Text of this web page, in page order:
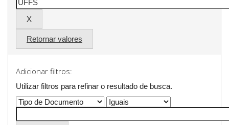
Retornar valores
Adicionar filtros:
Utilizar filtros para refinar o resultado de busca.